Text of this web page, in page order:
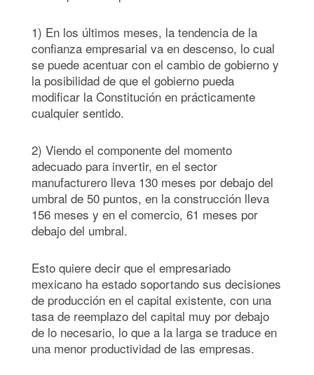
1) En los últimos meses, la tendencia de la
confianza empresarial va en descenso, lo cual
se puede acentuar con el cambio de gobierno y
la posibilidad de que el gobierno pueda
modificar la Constitución en prácticamente
cualquier sentido.
2) Viendo el componente del momento
adecuado para invertir, en el sector
manufacturero lleva 130 meses por debajo del
umbral de 50 puntos, en la construcción lleva
156 meses y en el comercio, 61 meses por
debajo del umbral.
Esto quiere decir que el empresariado
mexicano ha estado soportando sus decisiones
de producción en el capital existente, con una
tasa de reemplazo del capital muy por debajo
de lo necesario, lo que a la larga se traduce en
una menor productividad de las empresas.